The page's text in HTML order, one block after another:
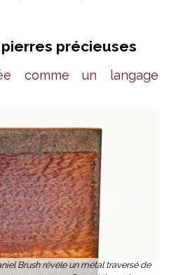
précieuses
comme un langage
Brush révèle un métal traversé de